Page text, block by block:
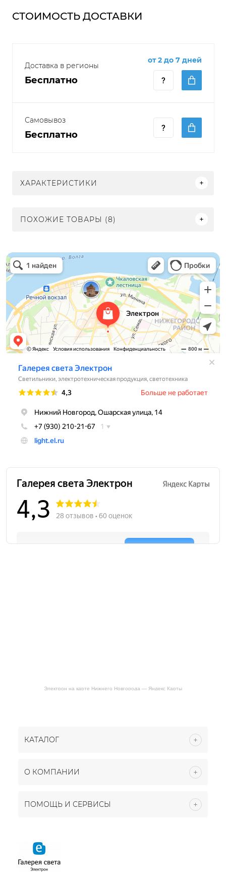
СТОИМОСТЬ ДОСТАВКИ
Доставка в регионы
Бесплатно
от 2 до 7 дней
Самовывоз
Бесплатно
ХАРАКТЕРИСТИКИ
ПОХОЖИЕ ТОВАРЫ (8)
Электрон
Светильники в Нижнем Новгороде
Электротехническая продукция в Нижнем Новгороде
Электрон на карте Нижнего Новгорода — Яндекс Карты
КАТАЛОГ
О КОМПАНИИ
ПОМОЩЬ И СЕРВИСЫ